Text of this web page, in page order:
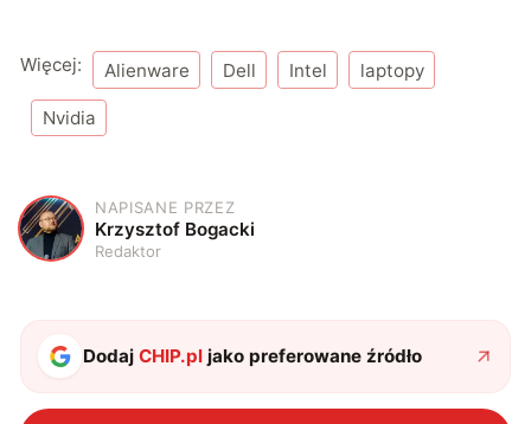
Więcej: Alienware Dell Intel laptopy
Nvidia
K
NAPISANE PRZEZ
Krzysztof Bogacki
Redaktor
DodajCHIP.pl jako preferowane źródło